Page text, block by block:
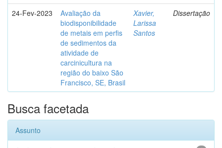
24-Fev-2023
Avaliação da
biodisponibilidade
de metais em perfis
de sedimentos da
atividade de
carcinicultura na
região do baixo São
Francisco, SE, Brasil
Xavier,
Larissa
Santos
Dissertação
Busca facetada
Assunto